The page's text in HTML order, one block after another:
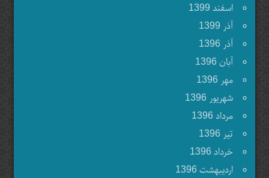
اسفند 1399
آذر 1399
آذر 1396
آبان 1396
مهر 1396
شهريور 1396
مرداد 1396
تير 1396
خرداد 1396
ارديبهشت 1396